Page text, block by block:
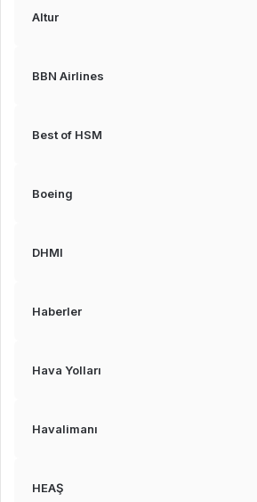
Altur
BBN Airlines
Best of HSM
Boeing
DHMI
Haberler
Hava Yolları
Havalimanı
HEAŞ